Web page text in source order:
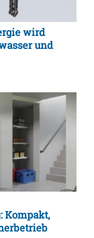
wird
und
Kompakt,